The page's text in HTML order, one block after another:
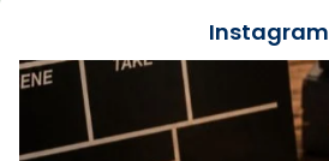
Recupera l'entrevista comp
tican News 👇
Instagram